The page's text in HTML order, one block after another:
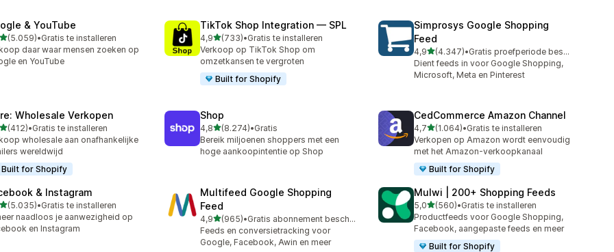
& YouTube
van 5 sterren
(5.059)
recensies in totaal
•Gratis te installeren
daar waar mensen zoeken op
en YouTube
TikTok Shop Integration — SPL
4,9van 5 sterren
(733)
733 recensies in totaal
•Gratis te installeren
Verkoop op TikTok Shop om
omzetkansen te vergroten
Built for Shopify
Simprosys Google Shopping
Feed
4,9van 5 sterren
(4.347)
4347 recensies in totaal
•
Gratis proefperiode beschikbaar
Dient feeds in voor Google Shopping,
Microsoft, Meta en Pinterest
Wholesale Verkopen
van 5 sterren
(412)
recensies in totaal
•Gratis te installeren
wholesale aan onafhankelijke
wereldwijd
Built for Shopify
Shop
4,8van 5 sterren
(8.274)
8274 recensies in totaal
•Gratis
Bereik miljoenen shoppers met een
hoge aankoopintentie op Shop
CedCommerce Amazon Channel
4,7van 5 sterren
(1.064)
1064 recensies in totaal
•Gratis te installeren
Verkopen op Amazon wordt eenvoudig
met het Amazon-verkoopkanaal
Built for Shopify
& Instagram
van 5 sterren
(5.035)
recensies in totaal
•Gratis te installeren
naadloos je aanwezigheid op
en Instagram
Multifeed Google Shopping
Feed
4,9van 5 sterren
(965)
965 recensies in totaal
•
Gratis abonnement beschikbaar
Feeds en conversietracking voor
Google, Facebook, Awin en meer
Mulwi | 200+ Shopping Feeds
5,0van 5 sterren
(560)
560 recensies in totaal
•Gratis te installeren
Productfeeds voor Google Shopping,
Facebook, aangepaste feeds en meer
Built for Shopify